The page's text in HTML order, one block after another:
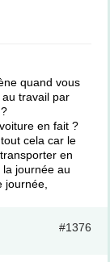
quand vous
au travail par
en fait ?
cela car le
en
journée au
journée,
#1376